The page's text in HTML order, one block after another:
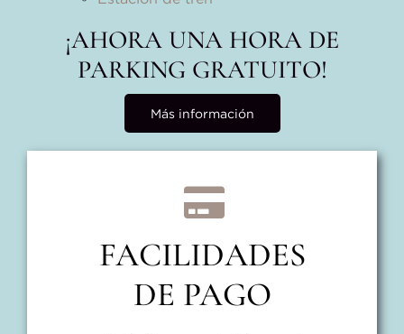
¡AHORA UNA HORA DE
PARKING GRATUITO!
Más información
FACILIDADES
DE PAGO